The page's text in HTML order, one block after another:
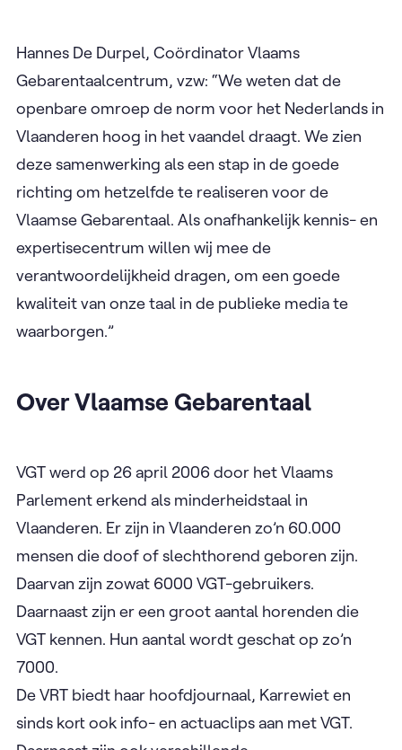
Hannes De Durpel, Coördinator Vlaams
Gebarentaalcentrum, vzw: “We weten dat de
openbare omroep de norm voor het Nederlands in
Vlaanderen hoog in het vaandel draagt. We zien
deze samenwerking als een stap in de goede
richting om hetzelfde te realiseren voor de
Vlaamse Gebarentaal. Als onafhankelijk kennis- en
expertisecentrum willen wij mee de
verantwoordelijkheid dragen, om een goede
kwaliteit van onze taal in de publieke media te
waarborgen.”
Over Vlaamse Gebarentaal
VGT werd op 26 april 2006 door het Vlaams
Parlement erkend als minderheidstaal in
Vlaanderen. Er zijn in Vlaanderen zo’n 60.000
mensen die doof of slechthorend geboren zijn.
Daarvan zijn zowat 6000 VGT-gebruikers.
Daarnaast zijn er een groot aantal horenden die
VGT kennen. Hun aantal wordt geschat op zo’n
7000.
De VRT biedt haar hoofdjournaal, Karrewiet en
sinds kort ook info- en actuaclips aan met VGT.